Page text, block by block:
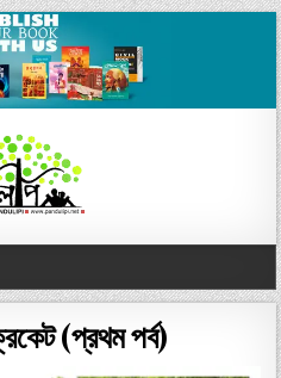
(প্রথম পর্ব)